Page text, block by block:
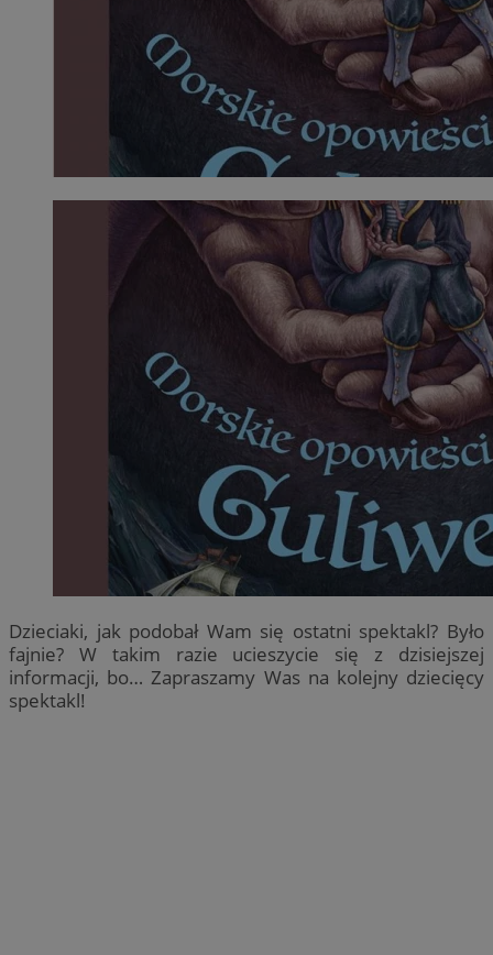
Dzieciaki, jak podobał Wam się ostatni spektakl? Było
fajnie? W takim razie ucieszycie się z dzisiejszej
informacji, bo… Zapraszamy Was na kolejny dziecięcy
spektakl!